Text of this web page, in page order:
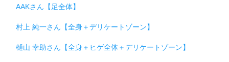
AAKさん【足全体】
村上 純一さん【全身＋デリケートゾーン】
樋山 幸助さん【全身＋ヒゲ全体＋デリケートゾーン】